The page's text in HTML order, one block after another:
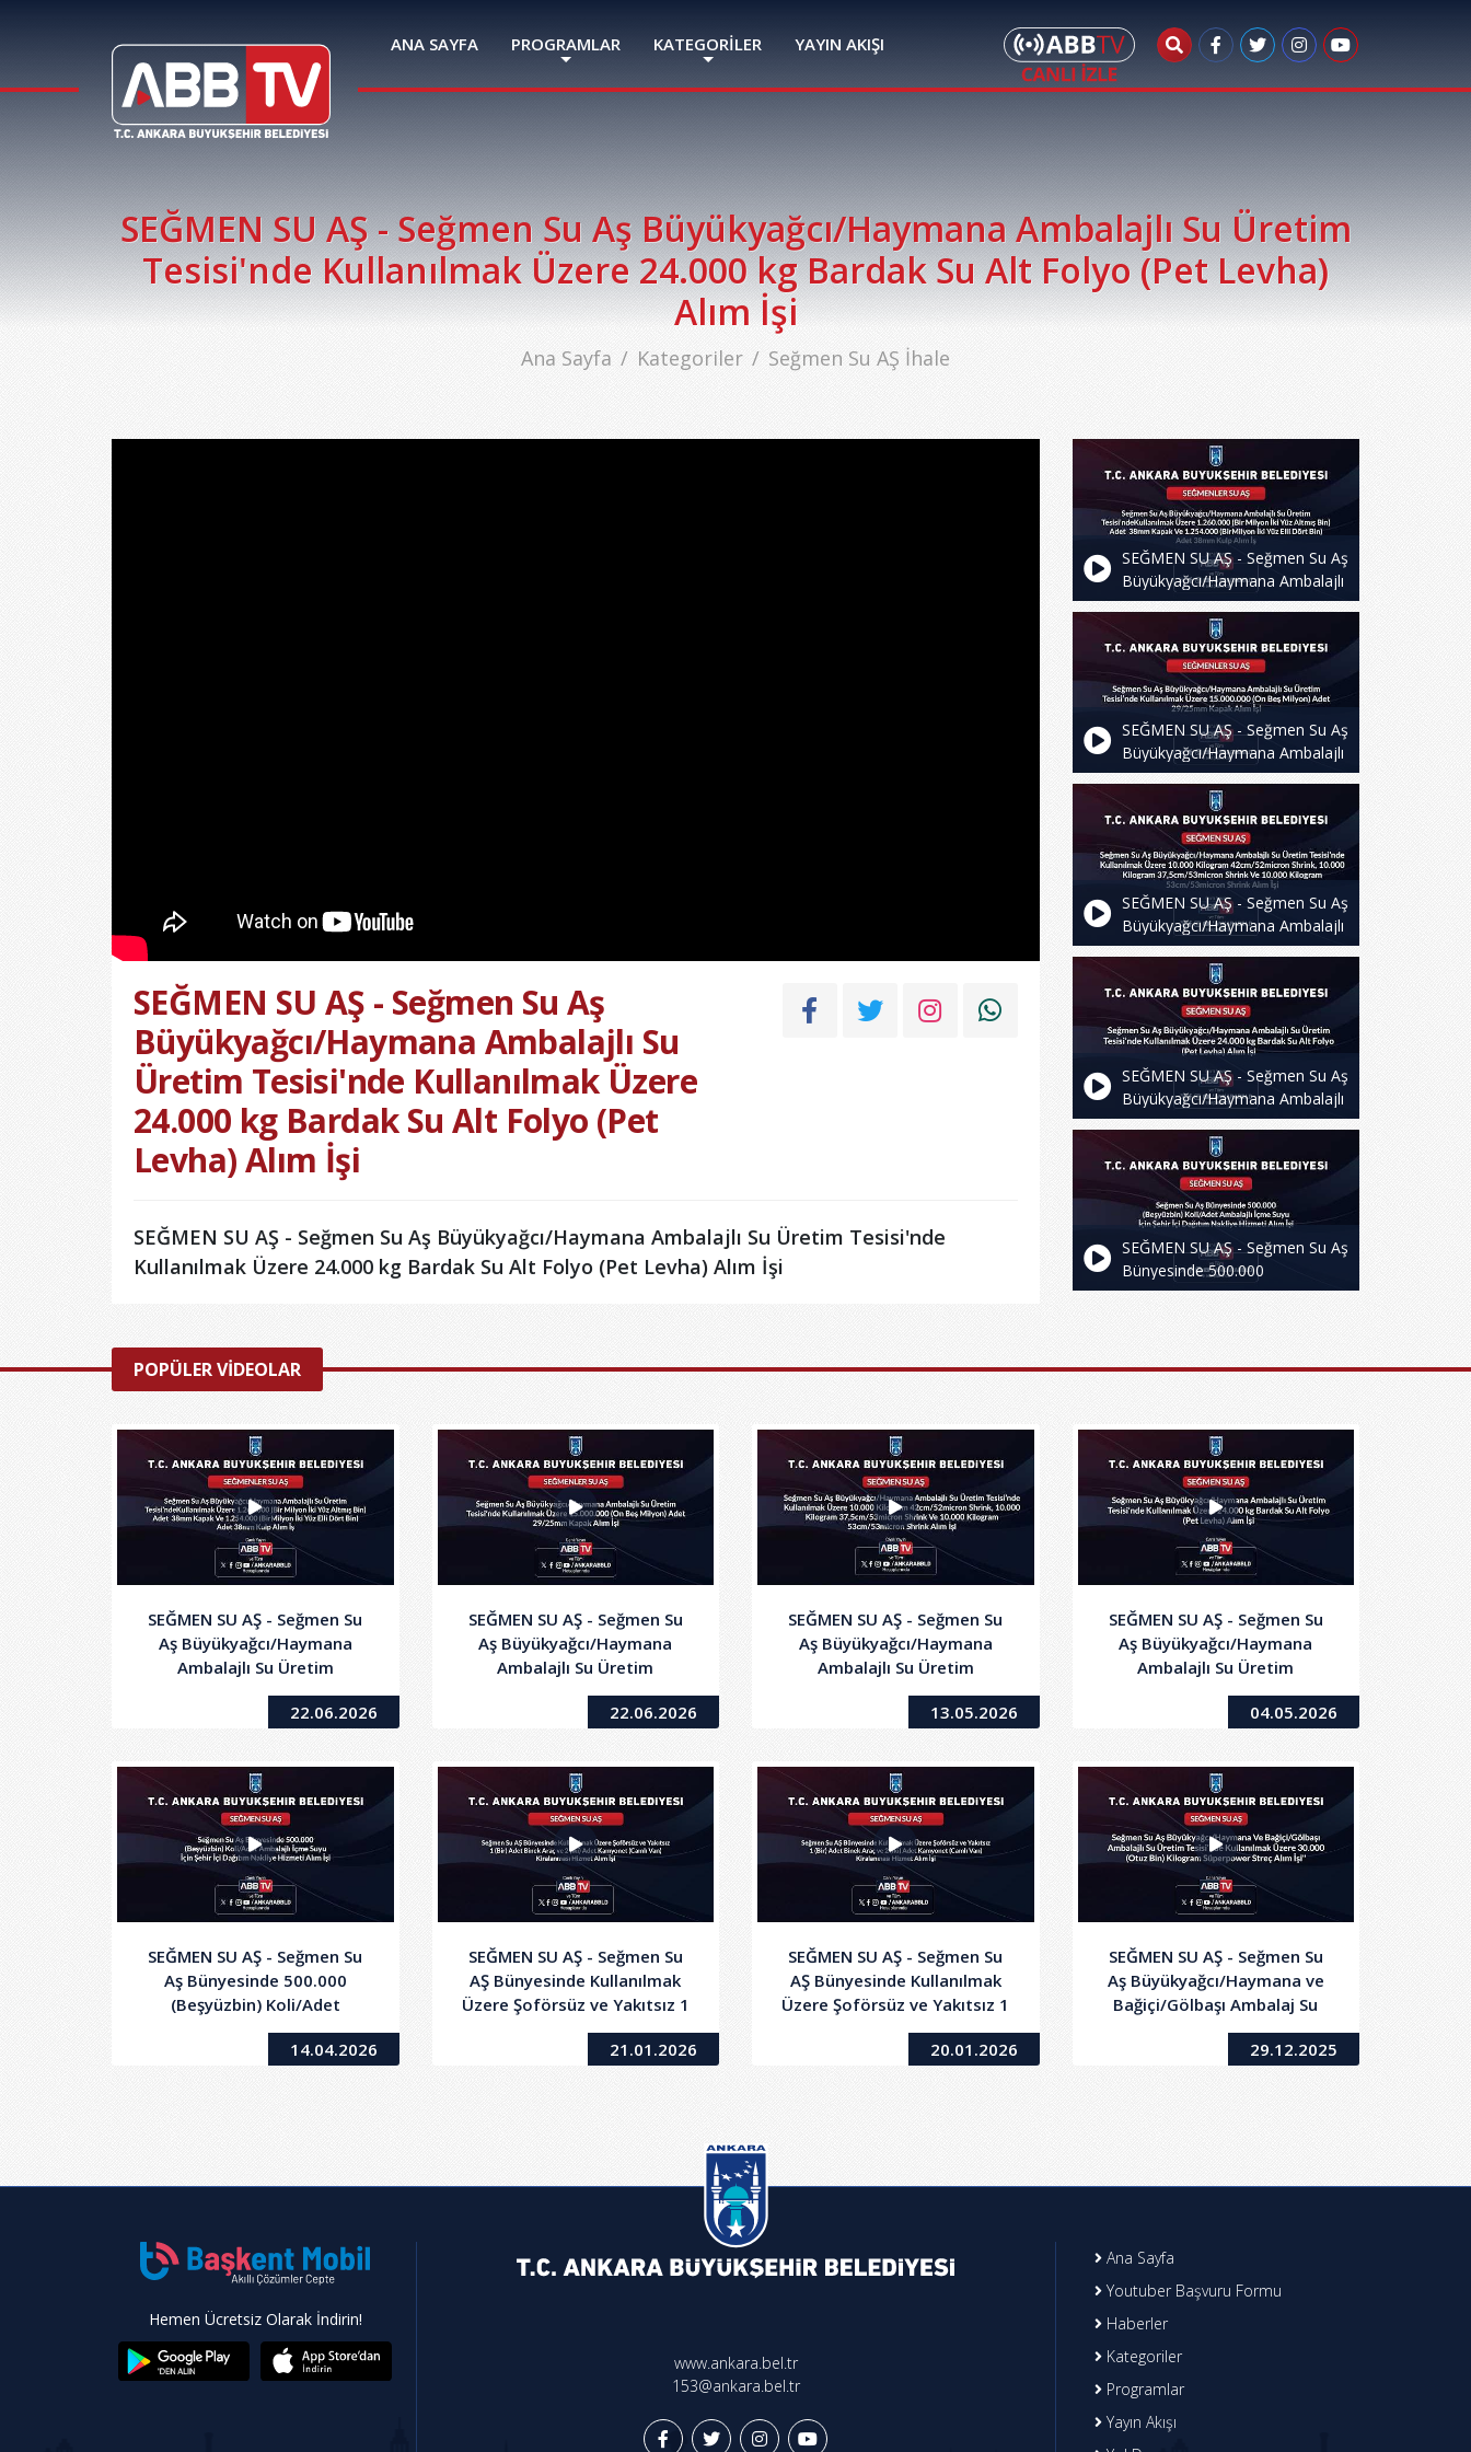
ANA SAYFA PROGRAMLAR KATEGORİLER YAYIN AKIŞI
SEĞMEN SU AŞ - Seğmen Su Aş Büyükyağcı/Haymana Ambalajlı Su Üretim
Tesisi'nde Kullanılmak Üzere 24.000 kg Bardak Su Alt Folyo (Pet Levha)
Alım İşi
Ana Sayfa Kategoriler Seğmen Su AŞ İhale
SEĞMEN SU AŞ - Seğmen Su Aş
Büyükyağcı/Haymana Ambalajlı Su
Üretim Tesisi'nde Kullanılmak Üzere
24.000 kg Bardak Su Alt Folyo (Pet
Levha) Alım İşi
SEĞMEN SU AŞ - Seğmen Su Aş Büyükyağcı/Haymana Ambalajlı Su Üretim Tesisi'nde
Kullanılmak Üzere 24.000 kg Bardak Su Alt Folyo (Pet Levha) Alım İşi
SEĞMEN SU AŞ - Seğmen Su Aş
Büyükyağcı/Haymana Ambalajlı
Su Üretim Tesisi'ndeKullanılmak
Üzere 1.260.000 (Bir Milyon İki
Yüz Altmış Bin) Adet 38mm
Kapak Ve 1.254.000 (BirMilyon
Iki Yüz Elli Dört Bin) Adet 38mm
Kulp Alım Iş
SEĞMEN SU AŞ - Seğmen Su Aş
Büyükyağcı/Haymana Ambalajlı
Su Üretim Tesisi'nde
Kullanılmak Üzere 15.000.000
(On Beş Milyon) Adet 29/25mm
Kapak Alım İşi
SEĞMEN SU AŞ - Seğmen Su Aş
Büyükyağcı/Haymana Ambalajlı
Su Üretim Tesisi’nde
Kullanılmak Üzere 10.000
Kilogram42cm/52micron Shrink,
10.000 Kilogram
37,5cm/53micron Shrink Ve
10.000 Kilogram
53cm/53micron Shrink Alım İşi
SEĞMEN SU AŞ - Seğmen Su Aş
Büyükyağcı/Haymana Ambalajlı
Su Üretim Tesisi'nde
Kullanılmak Üzere 24.000 kg
Bardak Su Alt Folyo (Pet Levha)
Alım İşi
SEĞMEN SU AŞ - Seğmen Su Aş
Bünyesinde 500.000
(Beşyüzbin) Koli/Adet Ambalajlı
POPÜLER VİDEOLAR
SEĞMEN SU AŞ - Seğmen Su
Aş Büyükyağcı/Haymana
Ambalajlı Su Üretim
Tesisi'ndeKullanılmak Üzere
1.260.000 (Bir Milyon İki Yüz
Kapak Ve 1.254.000
(BirMilyon Iki Yüz Elli Dört
Bin) Adet 38mm Kulp Alım Iş
22.06.2026
SEĞMEN SU AŞ - Seğmen Su
Aş Büyükyağcı/Haymana
Ambalajlı Su Üretim
Tesisi'nde Kullanılmak Üzere
15.000.000 (On Beş Milyon)
İşi
22.06.2026
SEĞMEN SU AŞ - Seğmen Su
Aş Büyükyağcı/Haymana
Ambalajlı Su Üretim
Tesisi’nde Kullanılmak Üzere
Shrink, 10.000 Kilogram
37,5cm/53micron Shrink Ve
10.000 Kilogram
53cm/53micron Shrink Alım
İşi
13.05.2026
SEĞMEN SU AŞ - Seğmen Su
Aş Büyükyağcı/Haymana
Ambalajlı Su Üretim
Tesisi'nde Kullanılmak Üzere
24.000 kg Bardak Su Alt
04.05.2026
SEĞMEN SU AŞ - Seğmen Su
Aş Bünyesinde 500.000
(Beşyüzbin) Koli/Adet
Ambalajlı İçme suyu İçin
Şehir İçi Dağıtım Nakliye
14.04.2026
SEĞMEN SU AŞ - Seğmen Su
AŞ Bünyesinde Kullanılmak
Üzere Şoförsüz ve Yakıtsız 1
(Bir) Adet Binek Araç ve 2
(İki) Adet Kamyonet (Camlı
21.01.2026
SEĞMEN SU AŞ - Seğmen Su
AŞ Bünyesinde Kullanılmak
Üzere Şoförsüz ve Yakıtsız 1
(Bir) Adet Binek Araç ve 2
(İki) Adet Kamyonet (Camlı
20.01.2026
SEĞMEN SU AŞ - Seğmen Su
Aş Büyükyağcı/Haymana ve
Bağiçi/Gölbaşı Ambalaj Su
Üretim Tesisi'nde
Kullanılmak Üzere 30.000
29.12.2025
Hemen Ücretsiz Olarak İndirin!
www.ankara.bel.tr
153@ankara.bel.tr
Ana Sayfa
Youtuber Başvuru Formu
Haberler
Kategoriler
Programlar
Yayın Akışı